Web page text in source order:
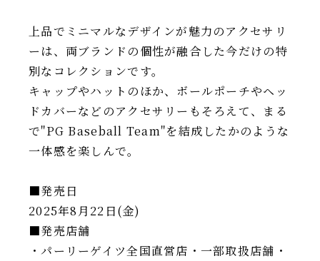
上品でミニマルなデザインが魅力のアクセサリ
ーは、両ブランドの個性が融合した今だけの特
別なコレクションです。
キャップやハットのほか、ボールポーチやヘッ
ドカバーなどのアクセサリーもそろえて、まる
で"PG Baseball Team"を結成したかのような
一体感を楽しんで。
■発売日
2025年8月22日(金)
■発売店舗
・パーリーゲイツ全国直営店・一部取扱店舗・